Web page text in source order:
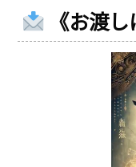
《お渡し